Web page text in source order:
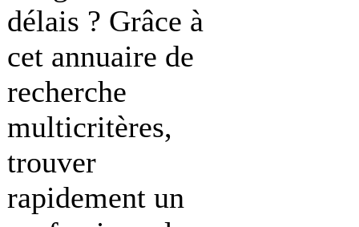
délais ? Grâce à
cet annuaire de
recherche
multicritères,
trouver
rapidement un